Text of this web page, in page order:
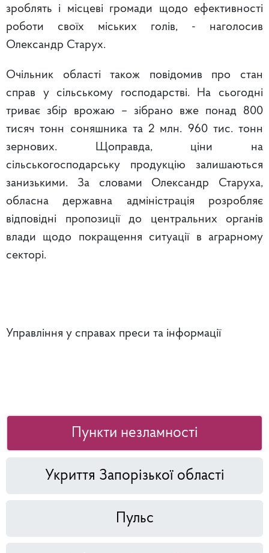
зроблять і місцеві громади щодо ефективності
роботи своїх міських голів, - наголосив
Олександр Старух.
Очільник області також повідомив про стан
справ у сільському господарстві. На сьогодні
триває збір врожаю – зібрано вже понад 800
тисяч тонн соняшника та 2 млн. 960 тис. тонн
зернових. Щоправда, ціни на
сільськогосподарську продукцію залишаються
занизькими. За словами Олександр Старуха,
обласна державна адміністрація розробляє
відповідні пропозиції до центральних органів
влади щодо покращення ситуації в аграрному
секторі.
Управління у справах преси та інформації
Пункти незламності
Укриття Запорізької області
Пульс